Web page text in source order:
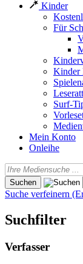
Kinder
Für
Kinder
Surf-
Mein Konto
Onleihe
Suche verfeinern
Suchfilter
Verfasser